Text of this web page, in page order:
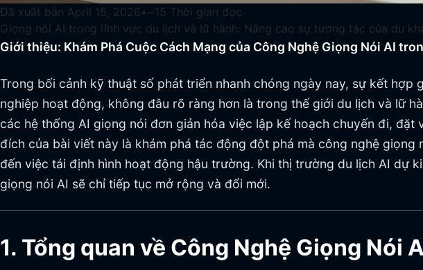
Đã xuất bản April 15, 2026• ~15 Thời gian đọc
Giọng nói AI trong lĩnh vực du lịch và lữ hành: Nâng cao sự tương tác của du
Giới thiệu: Khám Phá Cuộc Cách Mạng của Công Nghệ Giọng Nói AI
Trong bối cảnh kỹ thuật số phát triển nhanh chóng ngày nay, sự kết
nghiệp hoạt động, không đâu rõ ràng hơn là trong thế giới du lịch và lữ
các hệ thống AI giọng nói đơn giản hóa việc lập kế hoạch chuyến đi,
đích của bài viết này là khám phá tác động đột phá mà công nghệ
đến việc tái định hình hoạt động hậu trường. Khi thị trường du lịch AI dự
giọng nói AI sẽ chỉ tiếp tục mở rộng và đổi mới.
1. Tổng quan về Công Nghệ Giọng Nói